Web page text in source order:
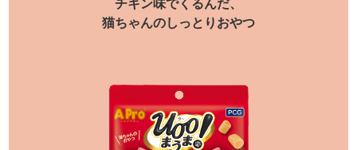
チキン味でくるんだ、
猫ちゃんのしっとりおやつ